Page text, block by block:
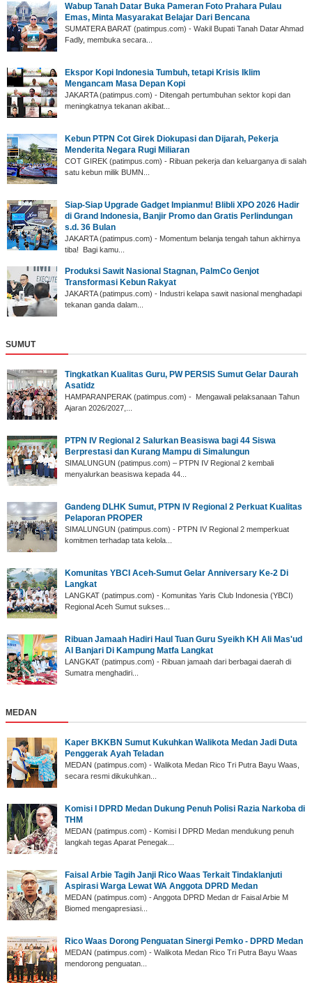
Wabup Tanah Datar ‎Buka Pameran Foto Prahara Pulau
Emas, Minta Masyarakat Belajar Dari Bencana
SUMATERA BARAT (p‎atimpus.com) - Wakil Bupati Tanah Datar Ahmad
Fadly, membuka secara...
Ekspor Kopi Indonesia Tumbuh, tetapi Krisis Iklim
Mengancam Masa Depan Kopi
JAKARTA (patimpus.com) - Ditengah pertumbuhan sektor kopi dan
meningkatnya tekanan akibat...
Kebun PTPN Cot Girek Diokupasi dan Dijarah, Pekerja
Menderita Negara Rugi Miliaran
COT GIREK (patimpus.com) - Ribuan pekerja dan keluarganya di salah
satu kebun milik BUMN...
Siap-Siap Upgrade Gadget Impianmu! Blibli XPO 2026 Hadir
di Grand Indonesia, Banjir Promo dan Gratis Perlindungan
s.d. 36 Bulan
JAKARTA (patimpus.com) - Momentum belanja tengah tahun akhirnya
tiba! Bagi kamu...
Produksi Sawit Nasional Stagnan, PalmCo Genjot
Transformasi Kebun Rakyat
JAKARTA (patimpus.com) - Industri kelapa sawit nasional menghadapi
tekanan ganda dalam...
SUMUT
‎Tingkatkan Kualitas Guru, PW PERSIS Sumut Gelar Daurah
Asatidz
‎HAMPARANPERAK (patimpus.com) - Mengawali pelaksanaan Tahun
Ajaran 2026/2027,...
PTPN IV Regional 2 Salurkan Beasiswa bagi 44 Siswa
Berprestasi dan Kurang Mampu di Simalungun
SIMALUNGUN (patimpus.com) – PTPN IV Regional 2 kembali
menyalurkan beasiswa kepada 44...
Gandeng DLHK Sumut, PTPN IV Regional 2 Perkuat Kualitas
Pelaporan PROPER
SIMALUNGUN (patimpus.com) - PTPN IV Regional 2 memperkuat
komitmen terhadap tata kelola...
‎Komunitas YBCI Aceh-Sumut Gelar Anniversary Ke-2 Di
Langkat
LANGKAT (patimpus.com) - Komunitas Yaris Club Indonesia (YBCI)
Regional Aceh Sumut sukses...
‎Ribuan Jamaah Hadiri Haul Tuan Guru Syeikh KH Ali Mas'ud
Al Banjari Di Kampung Matfa Langkat
‎LANGKAT (patimpus.com) - Ribuan jamaah dari berbagai daerah di
Sumatra menghadiri...
MEDAN
Kaper BKKBN Sumut Kukuhkan Walikota Medan Jadi Duta
Penggerak Ayah Teladan
MEDAN (patimpus.com) - Walikota Medan Rico Tri Putra Bayu Waas,
secara resmi dikukuhkan...
Komisi I DPRD Medan Dukung Penuh Polisi Razia Narkoba di
THM
MEDAN (patimpus.com) - Komisi I DPRD Medan mendukung penuh
langkah tegas Aparat Penegak...
Faisal Arbie Tagih Janji Rico Waas Terkait Tindaklanjuti
Aspirasi Warga Lewat WA Anggota DPRD Medan
MEDAN (patimpus.com) - Anggota DPRD Medan dr Faisal Arbie M
Biomed mengapresiasi...
Rico Waas Dorong Penguatan Sinergi Pemko - DPRD Medan
MEDAN (patimpus.com) - Walikota Medan Rico Tri Putra Bayu Waas
mendorong penguatan...